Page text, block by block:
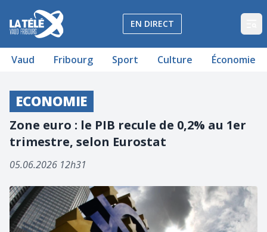
La Télé - Télévision régionale Vaud et Fribourg
EN DIRECT
Vaud Fribourg Sport Culture Économie
ECONOMIE
Zone euro : le PIB recule de 0,2% au 1er
trimestre, selon Eurostat
05.06.2026 12h31